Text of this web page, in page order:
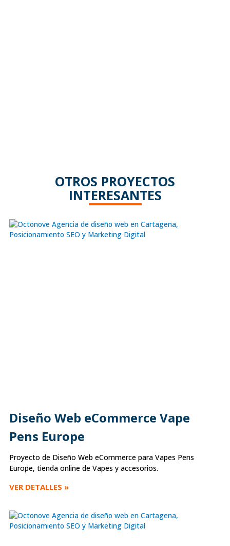
OTROS PROYECTOS
INTERESANTES
Diseño Web eCommerce Vape
Pens Europe
Proyecto de Diseño Web eCommerce para Vapes Pens
Europe, tienda online de Vapes y accesorios.
VER DETALLES »